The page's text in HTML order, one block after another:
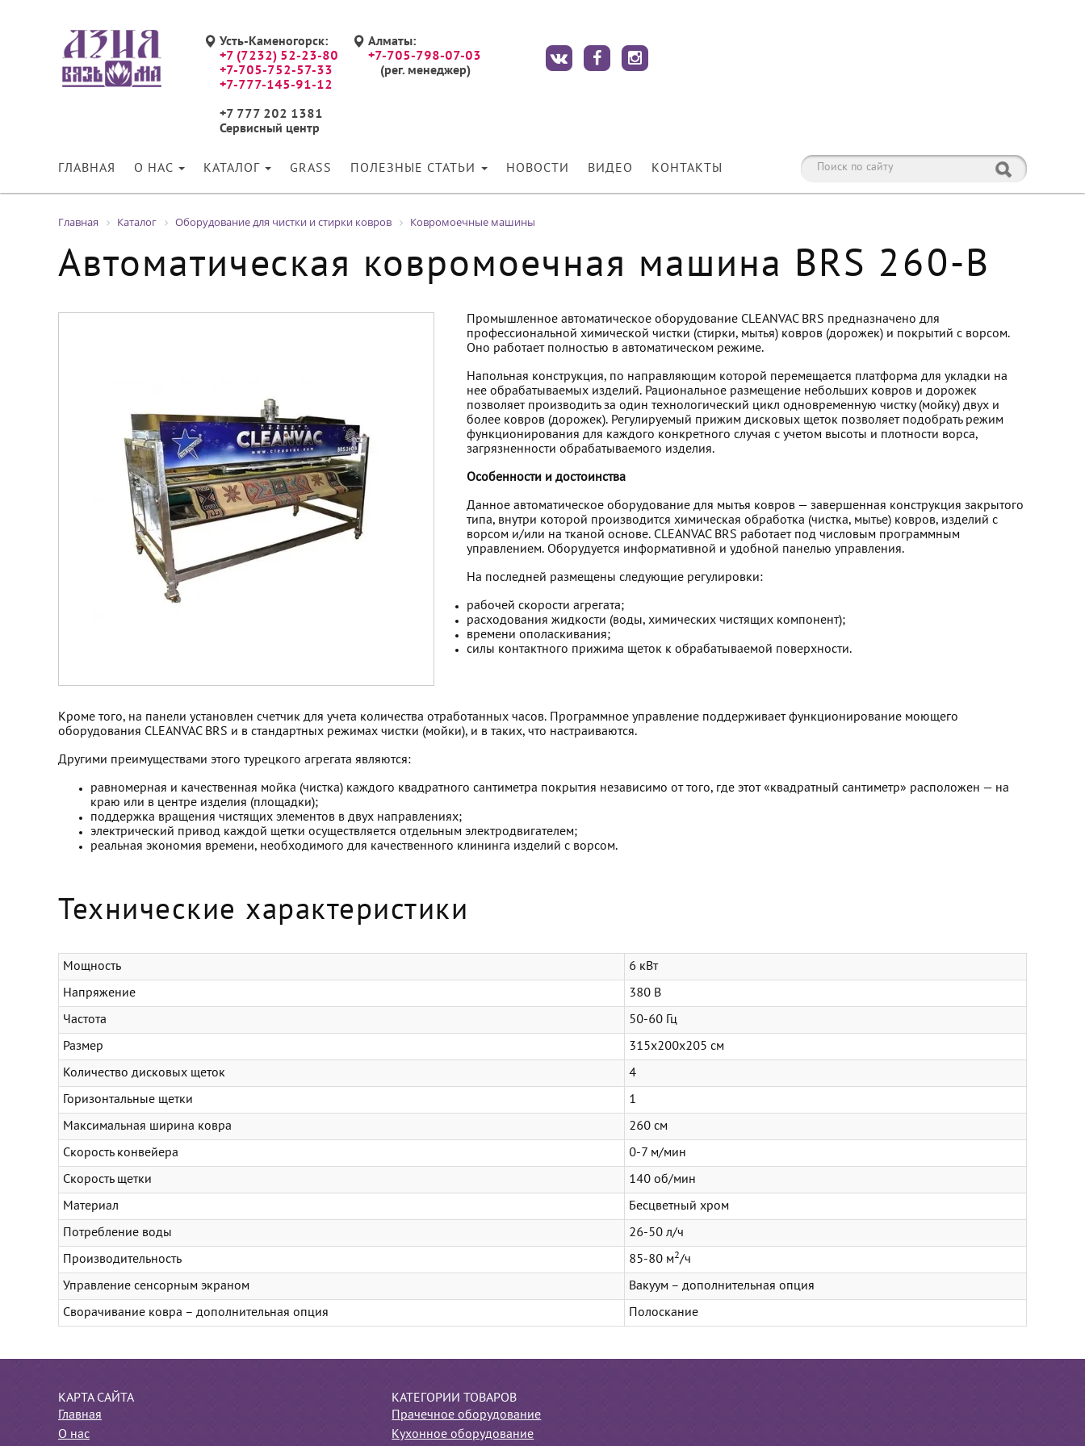
Усть-Каменогорск:
+7 (7232) 52-23-80
+7-705-752-57-33
+7-777-145-91-12
+7 777 202 1381
Сервисный центр
Алматы:
+7-705-798-07-03
(рег. менеджер)
ГЛАВНАЯ О НАС КАТАЛОГ GRASS ПОЛЕЗНЫЕ СТАТЬИ НОВОСТИ ВИДЕО КОНТАКТЫ
Главная Каталог Оборудование для чистки и стирки ковров Ковромоечные машины
Автоматическая ковромоечная машина BRS 260-В
Промышленное автоматическое оборудование CLEANVAC BRS предназначено для
профессиональной химической чистки (стирки, мытья) ковров (дорожек) и покрытий с ворсом.
Оно работает полностью в автоматическом режиме.
Напольная конструкция, по направляющим которой перемещается платформа для укладки на
нее обрабатываемых изделий. Рациональное размещение небольших ковров и дорожек
позволяет производить за один технологический цикл одновременную чистку (мойку) двух и
более ковров (дорожек). Регулируемый прижим дисковых щеток позволяет подобрать режим
функционирования для каждого конкретного случая с учетом высоты и плотности ворса,
загрязненности обрабатываемого изделия.
Особенности и достоинства
Данное автоматическое оборудование для мытья ковров — завершенная конструкция закрытого
типа, внутри которой производится химическая обработка (чистка, мытье) ковров, изделий с
ворсом и/или на тканой основе. CLEANVAC BRS работает под числовым программным
управлением. Оборудуется информативной и удобной панелью управления.
На последней размещены следующие регулировки:
рабочей скорости агрегата;
расходования жидкости (воды, химических чистящих компонент);
времени ополаскивания;
силы контактного прижима щеток к обрабатываемой поверхности.
Кроме того, на панели установлен счетчик для учета количества отработанных часов. Программное управление поддерживает функционирование моющего
оборудования CLEANVAC BRS и в стандартных режимах чистки (мойки), и в таких, что настраиваются.
Другими преимуществами этого турецкого агрегата являются:
равномерная и качественная мойка (чистка) каждого квадратного сантиметра покрытия независимо от того, где этот «квадратный сантиметр» расположен — на
краю или в центре изделия (площадки);
поддержка вращения чистящих элементов в двух направлениях;
электрический привод каждой щетки осуществляется отдельным электродвигателем;
реальная экономия времени, необходимого для качественного клининга изделий с ворсом.
Технические характеристики
Мощность 6 кВт
Напряжение 380 В
Частота 50-60 Гц
Размер 315x200x205 см
Количество дисковых щеток 4
Горизонтальные щетки 1
Максимальная ширина ковра 260 см
Скорость конвейера 0-7 м/мин
Скорость щетки 140 об/мин
Материал Бесцветный хром
Потребление воды 26-50 л/ч
Производительность 85-80 м 2/ч
Управление сенсорным экраном Вакуум – дополнительная опция
Сворачивание ковра – дополнительная опция Полоскание
КАРТА САЙТА
Главная
О нас
КАТЕГОРИИ ТОВАРОВ
Прачечное оборудование
Кухонное оборудование